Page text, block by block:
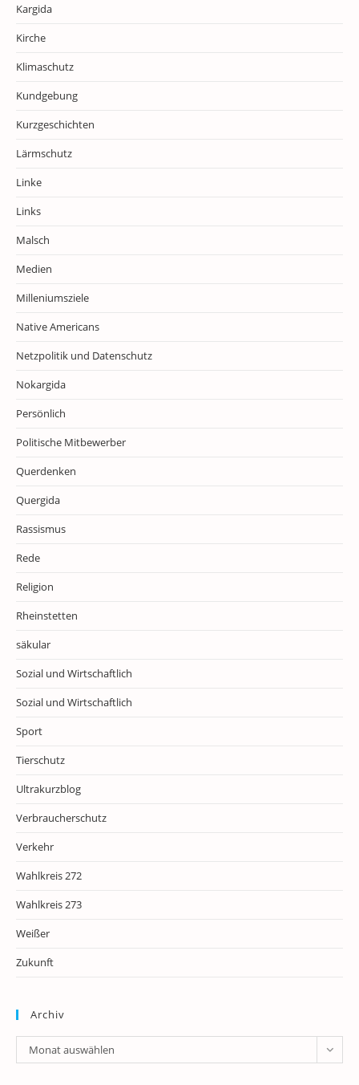
Kargida
Kirche
Klimaschutz
Kundgebung
Kurzgeschichten
Lärmschutz
Linke
Links
Malsch
Medien
Milleniumsziele
Native Americans
Netzpolitik und Datenschutz
Nokargida
Persönlich
Politische Mitbewerber
Querdenken
Quergida
Rassismus
Rede
Religion
Rheinstetten
säkular
Sozial und Wirtschaftlich
Sozial und Wirtschaftlich
Sport
Tierschutz
Ultrakurzblog
Verbraucherschutz
Verkehr
Wahlkreis 272
Wahlkreis 273
Weißer
Zukunft
Archiv
Archiv
Monat auswählen